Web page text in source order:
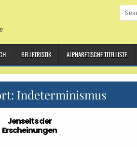
Search
for:
BELLETRISTIK ALPHABETISCHE TITELLISTE
Indeterminismus
Jenseits der
Erscheinungen